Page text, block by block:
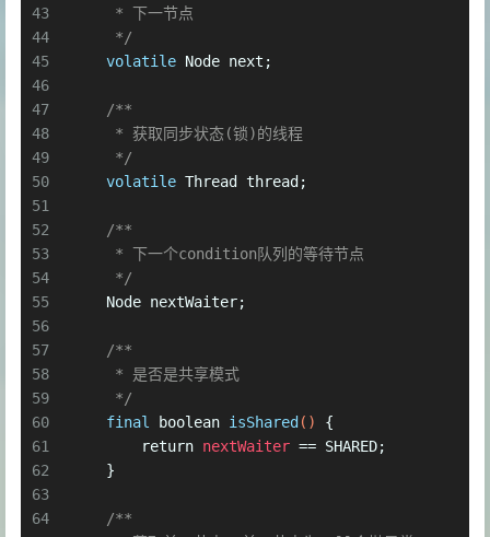
43
44
45
46
47
48
49
50
51
52
53
54
55
56
57
58
59
60
61
62
63
64
     * 下一节点
     */
volatile Node next;
/**
     * 获取同步状态(锁)的线程
     */
volatile Thread thread;
/**
     * 下一个condition队列的等待节点
     */
    Node nextWaiter;
/**
     * 是否是共享模式
     */
final
boolean isShared ()
{
return nextWaiter == SHARED;
    }
/**